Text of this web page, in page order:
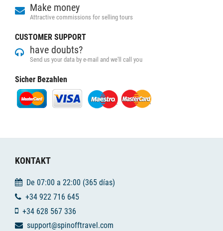
Make money
Attractive commissions for selling tours
CUSTOMER SUPPORT
have doubts?
Send us your data by e-mail and we'll call you
Sicher Bezahlen
KONTAKT
De 07:00 a 22:00 (365 días)
+34 922 716 645
+34 628 567 336
support@spinofftravel.com